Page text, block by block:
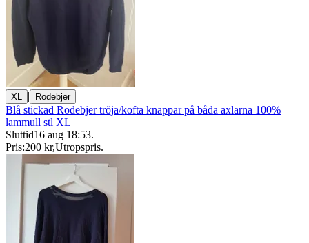
XL | Rodebjer
Blå stickad Rodebjer tröja/kofta knappar på båda axlarna 100%
lammull stl XL
Sluttid16 aug 18:53.
Pris:200 kr,Utropspris.